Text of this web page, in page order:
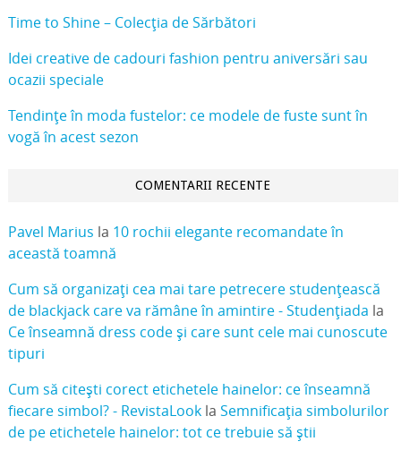
Time to Shine – Colecția de Sărbători
Idei creative de cadouri fashion pentru aniversări sau
ocazii speciale
Tendințe în moda fustelor: ce modele de fuste sunt în
vogă în acest sezon
COMENTARII RECENTE
Pavel Marius la 10 rochii elegante recomandate în
această toamnă
Cum să organizați cea mai tare petrecere studențească
de blackjack care va rămâne în amintire - Studențiada la
Ce înseamnă dress code și care sunt cele mai cunoscute
tipuri
Cum să citești corect etichetele hainelor: ce înseamnă
fiecare simbol? - RevistaLookla Semnificația simbolurilor
de pe etichetele hainelor: tot ce trebuie să știi